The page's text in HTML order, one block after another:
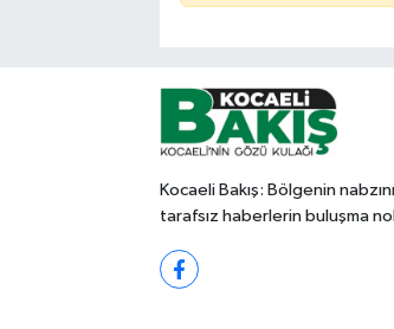
Kocaeli Bakış: Bölgenin
tarafsız haberlerin buluşma